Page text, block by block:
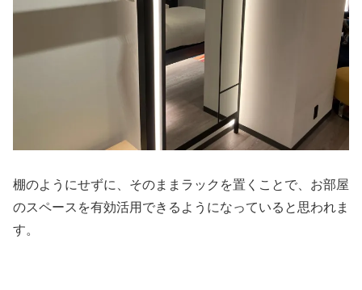
棚のようにせずに、そのままラックを置くことで、お部屋
のスペースを有効活用できるようになっていると思われま
す。